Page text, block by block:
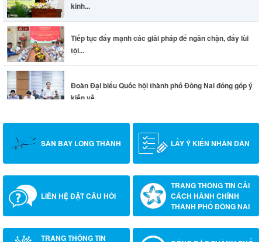
kinh...
Tiếp tục đẩy mạnh các giải pháp để ngăn chặn, đẩy lùi
tội...
Đoàn Đại biểu Quốc hội thành phố Đồng Nai đóng góp ý
kiến về...
SÂN BAY LONG THÀNH LẤY Ý KIẾN NHÂN DÂN
LIÊN HỆ ĐẶT CÂU HỎI
TRANG THÔNG TIN CẢI
CÁCH HÀNH CHÍNH
THÀNH PHỐ ĐỒNG NAI
TRANG THÔNG TIN